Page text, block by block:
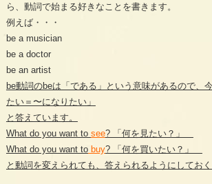
ら、動詞で始まる好きなことを書きます。
例えば・・・
be a musician
be a doctor
be an artist
be動詞のbeは「である」という意味があるので、
たい＝〜になりたい」
と答えています。
What do you want to see? 「何を見たい？」
What do you want tobuy? 「何を買いたい？」
と動詞を変えられても、答えられるようにしておく